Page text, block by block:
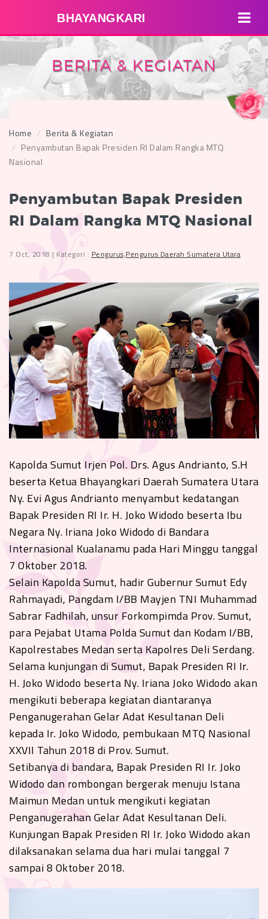
BHAYANGKARI
BERITA & KEGIATAN
Home
Berita & Kegiatan
Penyambutan Bapak Presiden RI Dalam Rangka MTQ
Nasional
Penyambutan Bapak Presiden
RI Dalam Rangka MTQ Nasional
7 Oct, 2018 | Kategori : Pengurus,Pengurus Daerah Sumatera Utara
Kapolda Sumut Irjen Pol. Drs. Agus Andrianto, S.H
beserta Ketua Bhayangkari Daerah Sumatera Utara
Ny. Evi Agus Andrianto menyambut kedatangan
Bapak Presiden RI Ir. H. Joko Widodo beserta Ibu
Negara Ny. Iriana Joko Widodo di Bandara
Internasional Kualanamu pada Hari Minggu tanggal
7 Oktober 2018.
Selain Kapolda Sumut, hadir Gubernur Sumut Edy
Rahmayadi, Pangdam I/BB Mayjen TNI Muhammad
Sabrar Fadhilah, unsur Forkompimda Prov. Sumut,
para Pejabat Utama Polda Sumut dan Kodam I/BB,
Kapolrestabes Medan serta Kapolres Deli Serdang.
Selama kunjungan di Sumut, Bapak Presiden RI Ir.
H. Joko Widodo beserta Ny. Iriana Joko Widodo akan
mengikuti beberapa kegiatan diantaranya
Penganugerahan Gelar Adat Kesultanan Deli
kepada Ir. Joko Widodo, pembukaan MTQ Nasional
XXVII Tahun 2018 di Prov. Sumut.
Setibanya di bandara, Bapak Presiden RI Ir. Joko
Widodo dan rombongan bergerak menuju Istana
Maimun Medan untuk mengikuti kegiatan
Penganugerahan Gelar Adat Kesultanan Deli.
Kunjungan Bapak Presiden RI Ir. Joko Widodo akan
dilaksanakan selama dua hari mulai tanggal 7
sampai 8 Oktober 2018.